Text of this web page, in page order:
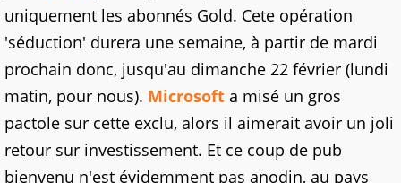
uniquement les abonnés Gold. Cete opération
'séduction' durera une semaine, à partir de mardi
prochain donc, jusqu'au dimanche 22 février (lundi
matin, pour nous). Microsoft a misé un gros
pactole sur cette exclu, alors il aimerait avoir un joli
retour sur investissement. Et ce coup de pub
bienvenu n'est évidemment pas anodin, au pays